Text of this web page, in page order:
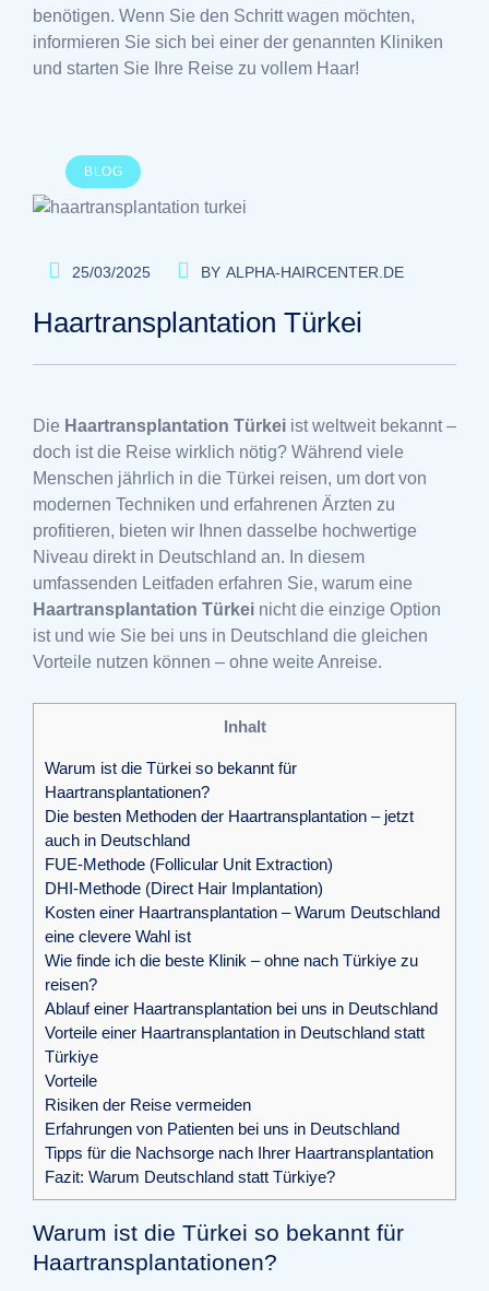
benötigen. Wenn Sie den Schritt wagen möchten,
informieren Sie sich bei einer der genannten Kliniken
und starten Sie Ihre Reise zu vollem Haar!
BLOG
25/03/2025 BY ALPHA-HAIRCENTER.DE
Haartransplantation Türkei
Die Haartransplantation Türkei ist weltweit bekannt –
doch ist die Reise wirklich nötig? Während viele
Menschen jährlich in die Türkei reisen, um dort von
modernen Techniken und erfahrenen Ärzten zu
profitieren, bieten wir Ihnen dasselbe hochwertige
Niveau direkt in Deutschland an. In diesem
umfassenden Leitfaden erfahren Sie, warum eine
Haartransplantation Türkei nicht die einzige Option
ist und wie Sie bei uns in Deutschland die gleichen
Vorteile nutzen können – ohne weite Anreise.
Inhalt
Warum ist die Türkei so bekannt für
Haartransplantationen?
Die besten Methoden der Haartransplantation – jetzt
auch in Deutschland
FUE-Methode (Follicular Unit Extraction)
DHI-Methode (Direct Hair Implantation)
Kosten einer Haartransplantation – Warum Deutschland
eine clevere Wahl ist
Wie finde ich die beste Klinik – ohne nach Türkiye zu
reisen?
Ablauf einer Haartransplantation bei uns in Deutschland
Vorteile einer Haartransplantation in Deutschland statt
Türkiye
Vorteile
Risiken der Reise vermeiden
Erfahrungen von Patienten bei uns in Deutschland
Tipps für die Nachsorge nach Ihrer Haartransplantation
Fazit: Warum Deutschland statt Türkiye?
Warum ist die Türkei so bekannt für
Haartransplantationen?